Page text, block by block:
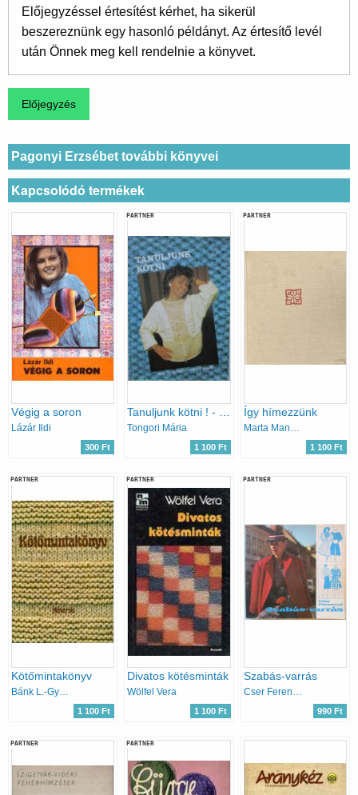
Előjegyzéssel értesítést kérhet, ha sikerül
beszereznünk egy hasonló példányt. Az értesítő levél
után Önnek meg kell rendelnie a könyvet.
Pagonyi Erzsébet további könyvei
Kapcsolódó termékek
Végig a soron
Lázár Ildi
300 Ft
PARTNER
Tanuljunk kötni ! - Pulóverek, mellények, kabátok, szoknyák
Tongori Mária
1 100 Ft
PARTNER
Így hímezzünk
Marta Mannová
1 100 Ft
PARTNER
Kötőmintakönyv
Bánk L.-Gyulai I.-Németh J.
1 100 Ft
PARTNER
Divatos kötésminták
Wölfel Vera
1 100 Ft
PARTNER
Szabás-varrás
Cser Ferencné
990 Ft
PARTNER PARTNER